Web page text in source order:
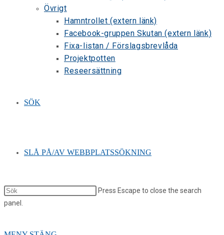
Övrigt
Hamntrollet (extern länk)
Facebook-gruppen Skutan (extern länk)
Fixa-listan / Förslagsbrevlåda
Projektpotten
Reseersättning
SÖK
SLÅ PÅ/AV WEBBPLATSSÖKNING
Press Escape to close the search
panel.